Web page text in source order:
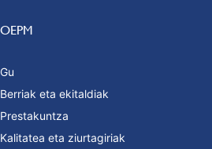
OEPM
Gu
Berriak eta ekitaldiak
Prestakuntza
Kalitatea eta ziurtagiriak